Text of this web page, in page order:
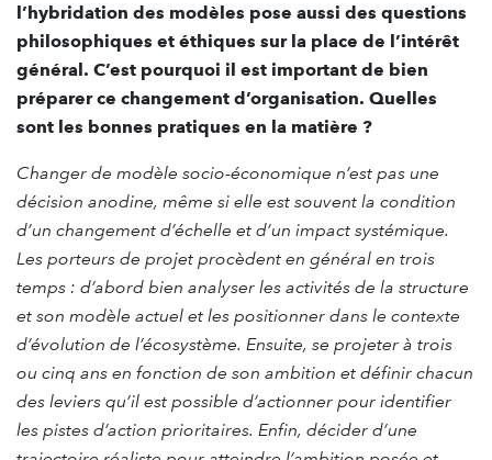
l’hybridation des modèles pose aussi des questions
philosophiques et éthiques sur la place de l’intérêt
général. C’est pourquoi il est important de bien
préparer ce changement d’organisation. Quelles
sont les bonnes pratiques en la matière ?
Changer de modèle socio-économique n’est pas une
décision anodine, même si elle est souvent la condition
d’un changement d’échelle et d’un impact systémique.
Les porteurs de projet procèdent en général en trois
temps : d’abord bien analyser les activités de la structure
et son modèle actuel et les positionner dans le contexte
d’évolution de l’écosystème. Ensuite, se projeter à trois
ou cinq ans en fonction de son ambition et définir chacun
des leviers qu’il est possible d’actionner pour identifier
les pistes d’action prioritaires. Enfin, décider d’une